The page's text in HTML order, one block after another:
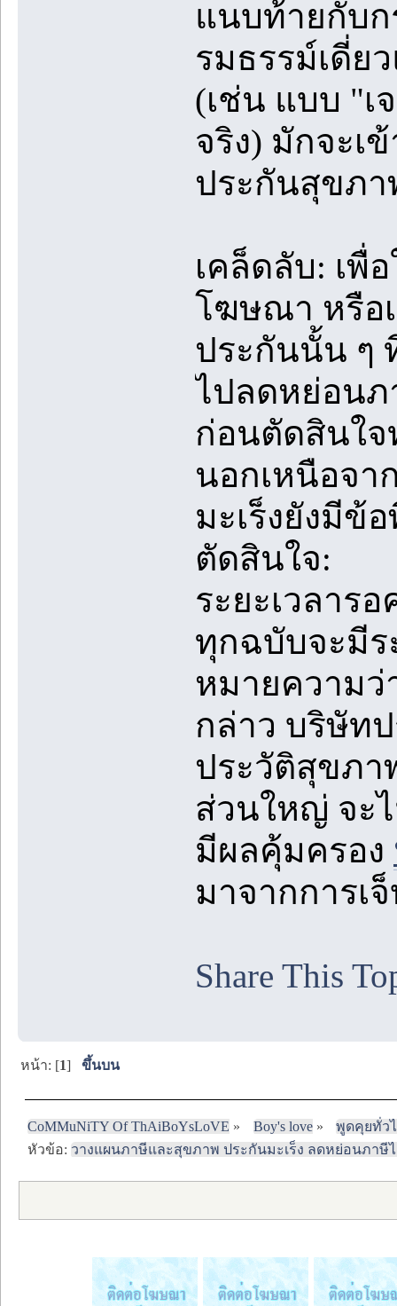
แนบท้ายกับก
รมธรรม์เดี่ย
(เช่น แบบ "เ
จริง) มักจะเ
ประกันสุขภ
เคล็ดลับ: เพื่
โฆษณา หรือ
ประกันนั้น ๆ
ไปลดหย่อน
ก่อนตัดสินใจ
นอกเหนือจ
มะเร็งยังมี
ตัดสินใจ:
ระยะเวลารอ
ทุกฉบับจะมีร
หมายความว่
กล่าว บริษัท
ประวัติสุขภา
ส่วนใหญ่ จะ
มีผลคุ้มครอง
มาจากการเ
Share This
หน้า: [1]ขึ้นบน
CoMMuNiTY Of ThAiBoYsLoVE » Boy's love»
พูดคุยทั่ว
หัวข้อ:วางแผนภาษีและสุขภาพ ประกันมะเร็ง ลดหย่อนภาษี